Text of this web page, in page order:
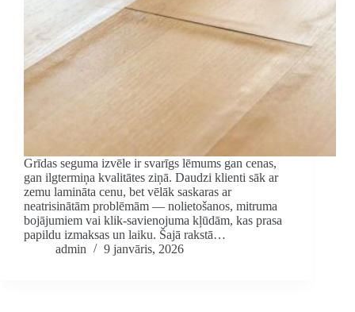
Grīdas seguma izvēle ir svarīgs lēmums gan cenas,
gan ilgtermiņa kvalitātes ziņā. Daudzi klienti sāk ar
zemu lamināta cenu, bet vēlāk saskaras ar
neatrisinātām problēmām — nolietošanos, mitruma
bojājumiem vai klik-savienojuma kļūdām, kas prasa
papildu izmaksas un laiku. Šajā rakstā…
admin
9 janvāris, 2026